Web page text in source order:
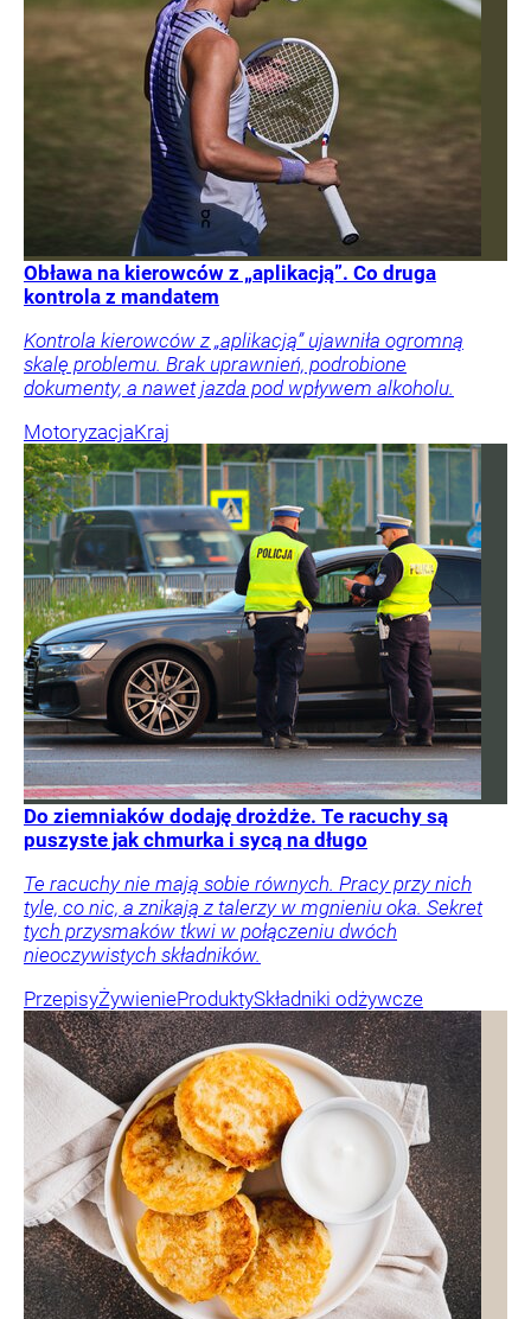
Obława na kierowców z „aplikacją”. Co druga
kontrola z mandatem
Kontrola kierowców z „aplikacją” ujawniła ogromną
skalę problemu. Brak uprawnień, podrobione
dokumenty, a nawet jazda pod wpływem alkoholu.
MotoryzacjaKraj
Do ziemniaków dodaję drożdże. Te racuchy są
puszyste jak chmurka i sycą na długo
Te racuchy nie mają sobie równych. Pracy przy nich
tyle, co nic, a znikają z talerzy w mgnieniu oka. Sekret
tych przysmaków tkwi w połączeniu dwóch
nieoczywistych składników.
PrzepisyŻywienieProduktySkładniki odżywcze